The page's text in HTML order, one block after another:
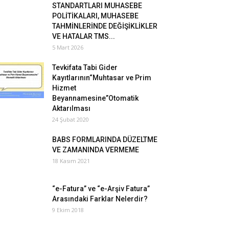
STANDARTLARI MUHASEBE
POLİTİKALARI, MUHASEBE
TAHMİNLERİNDE DEĞİŞİKLİKLER
VE HATALAR TMS...
5 Mart 2026
Tevkifata Tabi Gider
Kayıtlarının“Muhtasar ve Prim
Hizmet
Beyannamesine”Otomatik
Aktarılması
24 Şubat 2020
BABS FORMLARINDA DÜZELTME
VE ZAMANINDA VERMEME
18 Kasım 2021
“e-Fatura” ve “e-Arşiv Fatura”
Arasındaki Farklar Nelerdir?
9 Ekim 2018